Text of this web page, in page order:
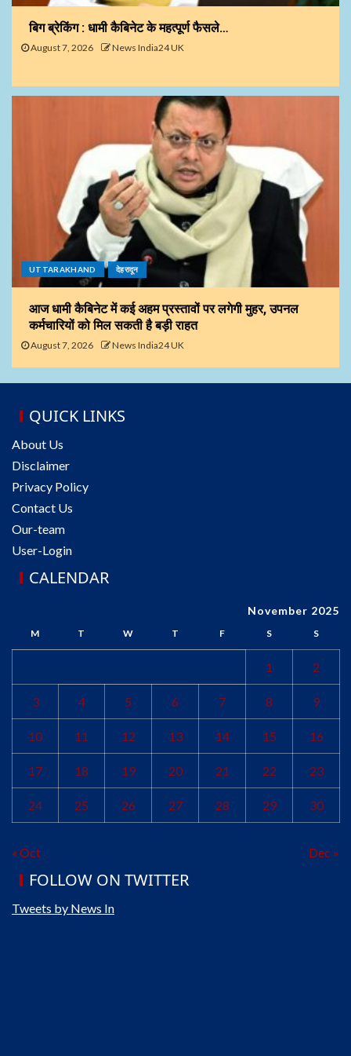
बिग ब्रेकिंग : धामी कैबिनेट के महत्पूर्ण फैसले…
August 7, 2026 News India24 UK
UTTARAKHAND देहरादून
आज धामी कैबिनेट में कई अहम प्रस्तावों पर लगेगी मुहर, उपनल
कर्मचारियों को मिल सकती है बड़ी राहत
August 7, 2026 News India24 UK
QUICK LINKS
About Us
Disclaimer
Privacy Policy
Contact Us
Our-team
User-Login
CALENDAR
November 2025
M T W T F S S
1 2
3 4 5 6 7 8 9
10 11 12 13 14 15 16
17 18 19 20 21 22 23
24 25 26 27 28 29 30
« Oct Dec »
FOLLOW ON TWITTER
Tweets by News In